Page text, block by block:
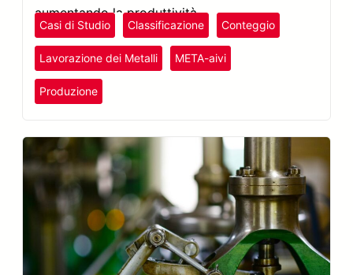
aumentando la produttività.
Casi di Studio Classificazione Conteggio
Lavorazione dei Metalli META-aivi
Produzione